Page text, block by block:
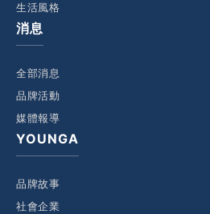
生活風格
消息
全部消息
品牌活動
媒體報導
YOUNGA
品牌故事
社會企業